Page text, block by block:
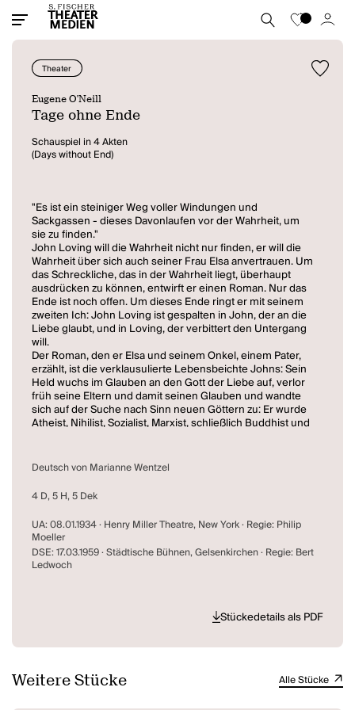
Theater
Eugene O'Neill
Tage ohne Ende
Schauspiel in 4 Akten
(Days without End)
"Es ist ein steiniger Weg voller Windungen und
Sackgassen - dieses Davonlaufen vor der Wahrheit, um
sie zu finden."
John Loving will die Wahrheit nicht nur finden, er will die
Wahrheit über sich auch seiner Frau Elsa anvertrauen. Um
das Schreckliche, das in der Wahrheit liegt, überhaupt
ausdrücken zu können, entwirft er einen Roman. Nur das
Ende ist noch offen. Um dieses Ende ringt er mit seinem
zweiten Ich: John Loving ist gespalten in John, der an die
Liebe glaubt, und in Loving, der verbittert den Untergang
will.
Der Roman, den er Elsa und seinem Onkel, einem Pater,
erzählt, ist die verklausulierte Lebensbeichte Johns: Sein
Held wuchs im Glauben an den Gott der Liebe auf, verlor
früh seine Eltern und damit seinen Glauben und wandte
sich auf der Suche nach Sinn neuen Göttern zu: Er wurde
Atheist, Nihilist, Sozialist, Marxist, schließlich Buddhist und
beneidet. Aber mit diesem Happy End kann John
lassen. John erzählt, wie das Grauen, die Angst wieder
bestimmender Teil seines Helden wurde. Elsa findet in
dem Roman genau das wieder, was ihre Freundin Lucy
gerade erst berichtete: die Geschichte eines Ehebruchs -
begangen von John. Sie kann ihm nicht verzeihen. Als
John, von Loving getrieben, die Frau seines Romanhelden
sterben lässt, um eine Läuterung für ihn herbeiführen zu
In bewährter Manier verbindet O'Neill Psychologie,
Enthüllungsdrama - Apotheose inbegriffen.
Deutsch von Marianne Wentzel
4 D, 5 H, 5 Dek
UA: 08.01.1934 · Henry Miller Theatre, New York · Regie: Philip
Moeller
DSE: 17.03.1959 · Städtische Bühnen, Gelsenkirchen · Regie: Bert
Ledwoch
Stückedetails als PDF
Weitere Stücke Alle Stücke